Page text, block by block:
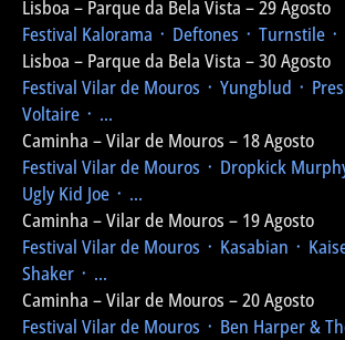
Lisboa – Parque da Bela Vista – 29 Agosto
Festival Kalorama ᛫ Deftones ᛫ Turnstile ᛫
Lisboa – Parque da Bela Vista – 30 Agosto
Festival Vilar de Mouros ᛫ Yungblud ᛫
Voltaire ᛫ ...
Caminha – Vilar de Mouros – 18 Agosto
Festival Vilar de Mouros ᛫ Dropkick
Ugly Kid Joe ᛫ ...
Caminha – Vilar de Mouros – 19 Agosto
Festival Vilar de Mouros ᛫ Kasabian ᛫
Shaker ᛫ ...
Caminha – Vilar de Mouros – 20 Agosto
Festival Vilar de Mouros ᛫ Ben Harper &